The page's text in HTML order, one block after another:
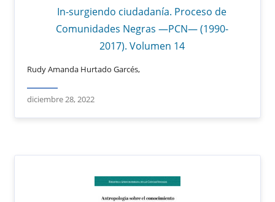
In-surgiendo ciudadanía. Proceso de
Comunidades Negras —PCN— (1990-
2017). Volumen 14
Rudy Amanda Hurtado Garcés,
diciembre 28, 2022